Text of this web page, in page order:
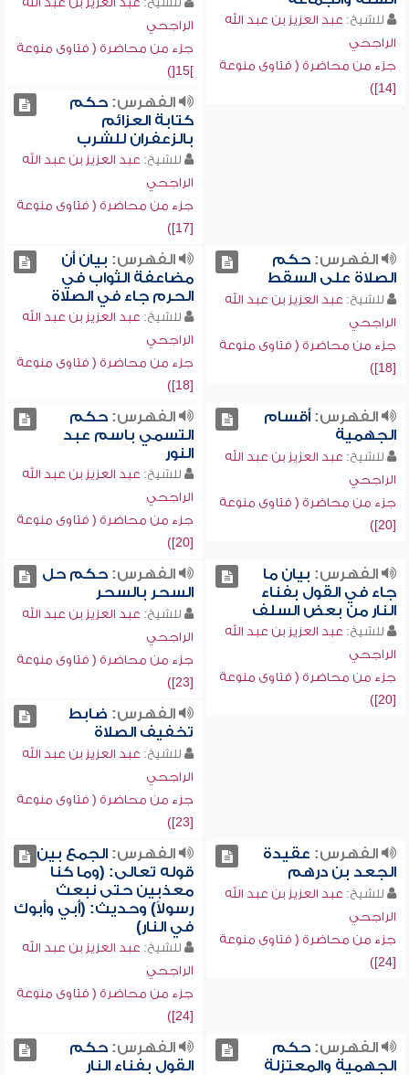
للشيخ: عبد العزيز بن عبد الله
الراجحي
جزء من محاضرة ( فتاوى منوعة
[14])
الراجحي
جزء من محاضرة ( فتاوى منوعة
]15[)
الفهرس:حكم
كتابة العزائم
بالزعفران للشرب
للشيخ: عبد العزيز بن عبد الله
الراجحي
جزء من محاضرة ( فتاوى منوعة
[17])
الفهرس:حكم
الصلاة على السقط
للشيخ: عبد العزيز بن عبد الله
الراجحي
جزء من محاضرة ( فتاوى منوعة
[18])
الفهرس: بيان أن
مضاعفة الثواب في
الحرم جاء في الصلاة
للشيخ: عبد العزيز بن عبد الله
الراجحي
جزء من محاضرة ( فتاوى منوعة
[18])
الفهرس:أقسام
الجهمية
للشيخ: عبد العزيز بن عبد الله
الراجحي
جزء من محاضرة ( فتاوى منوعة
[20])
الفهرس:حكم
التسمي باسم عبد
النور
للشيخ: عبد العزيز بن عبد الله
الراجحي
جزء من محاضرة ( فتاوى منوعة
[20])
الفهرس: بيان ما
جاء في القول بفناء
النار من بعض السلف
للشيخ: عبد العزيز بن عبد الله
الراجحي
جزء من محاضرة ( فتاوى منوعة
[20])
الفهرس:حكم حل
السحر بالسحر
للشيخ: عبد العزيز بن عبد الله
الراجحي
جزء من محاضرة ( فتاوى منوعة
[23])
الفهرس: ضابط
تخفيف الصلاة
للشيخ: عبد العزيز بن عبد الله
الراجحي
جزء من محاضرة ( فتاوى منوعة
[23])
الفهرس: عقيدة
الجعد بن درهم
للشيخ: عبد العزيز بن عبد الله
الراجحي
جزء من محاضرة ( فتاوى منوعة
[24])
الفهرس:الجمع بين
قوله تعالى: (وما كنا
معذبين حتى نبعث
رسولاً) وحديث: (أبي وأبوك
في النار)
للشيخ: عبد العزيز بن عبد الله
الراجحي
جزء من محاضرة ( فتاوى منوعة
[24])
الفهرس:حكم
الجهمية والمعتزلة
الفهرس:حكم
القول بفناء النار